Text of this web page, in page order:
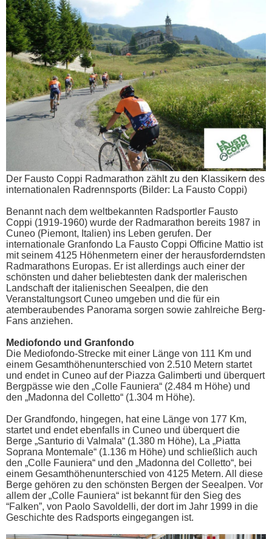
Der Fausto Coppi Radmarathon zählt zu den Klassikern des
internationalen Radrennsports (Bilder: La Fausto Coppi)
Benannt nach dem weltbekannten Radsportler Fausto
Coppi (1919-1960) wurde der Radmarathon bereits 1987 in
Cuneo (Piemont, Italien) ins Leben gerufen. Der
internationale Granfondo La Fausto Coppi Officine Mattio ist
mit seinem 4125 Höhenmetern einer der herausforderndsten
Radmarathons Europas. Er ist allerdings auch einer der
schönsten und daher beliebtesten dank der malerischen
Landschaft der italienischen Seealpen, die den
Veranstaltungsort Cuneo umgeben und die für ein
atemberaubendes Panorama sorgen sowie zahlreiche Berg-
Fans anziehen.
Mediofondo und Granfondo
Die Mediofondo-Strecke mit einer Länge von 111 Km und
einem Gesamthöhenunterschied von 2.510 Metern startet
und endet in Cuneo auf der Piazza Galimberti und überquert
Bergpässe wie den „Colle Fauniera“ (2.484 m Höhe) und
den „Madonna del Colletto“ (1.304 m Höhe).
Der Grandfondo, hingegen, hat eine Länge von 177 Km,
startet und endet ebenfalls in Cuneo und überquert die
Berge „Santurio di Valmala“ (1.380 m Höhe), La „Piatta
Soprana Montemale“ (1.136 m Höhe) und schließlich auch
den „Colle Fauniera“ und den „Madonna del Colletto“, bei
einem Gesamthöhenunterschied von 4125 Metern. All diese
Berge gehören zu den schönsten Bergen der Seealpen. Vor
allem der „Colle Fauniera“ ist bekannt für den Sieg des
“Falken”, von Paolo Savoldelli, der dort im Jahr 1999 in die
Geschichte des Radsports eingegangen ist.